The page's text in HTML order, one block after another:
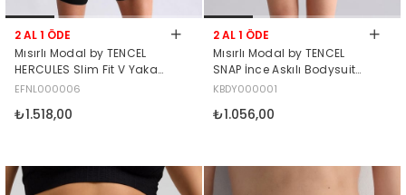
2 AL 1 ÖDE
Mısırlı Modal by TENCEL
HERCULES Slim Fit V Yaka
Uzun Kollu Fanila / T-Shirt
EFNL000006
₺1.518,00
2 AL 1 ÖDE
Mısırlı Modal by TENCEL
SNAP İnce Askılı Bodysuit
Siyah
KBDY000001
₺1.056,00